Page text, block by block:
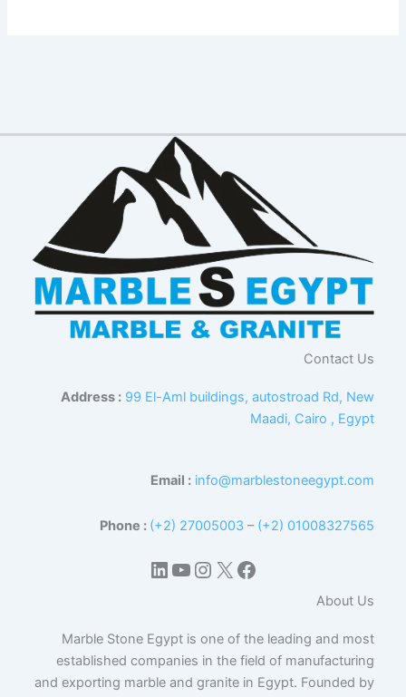
Contact Us
Address : 99 El-Aml buildings, autostroad Rd, New
Maadi, Cairo , Egypt
Email : info@marblestoneegypt.com
Phone : (+2) 27005003 – (+2) 01008327565
فيسبوك
إكسإنستجرام
يوتيوب
لينكد إن
About Us
Marble Stone Egypt is one of the leading and most
established companies in the field of manufacturing
and exporting marble and granite in Egypt. Founded by